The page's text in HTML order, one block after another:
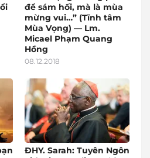
để sám hối, mà là mùa
mừng vui…” (Tĩnh tâm
Mùa Vọng) — Lm.
Micael Phạm Quang
Hồng
08.12.2018
ĐHY. Sarah: Tuyên Ngôn